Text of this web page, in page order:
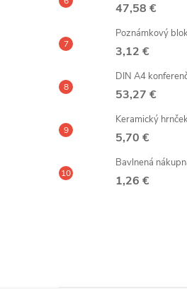
47,58 €
Poznámkový
3,12 €
DIN A4
53,27 €
Keramický
5,70 €
Bavlnená
1,26 €